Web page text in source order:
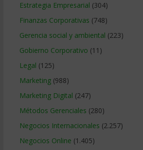
Estrategia Empresarial (304)
Finanzas Corporativas (748)
Gerencia social y ambiental (223)
Gobierno Corporativo (11)
Legal (125)
Marketing(988)
Marketing Digital (247)
Métodos Gerenciales (280)
Negocios Internacionales (2.257)
Negocios Online (1.405)